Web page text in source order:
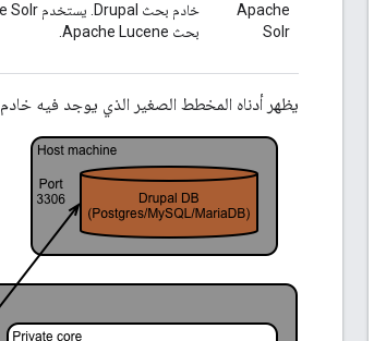
Apache
Solr
بحث Apache Lucene.
يظهر أدناه المخطط الصغير الذي يوجد فيه خادم MySQL على جهاز منفصل: